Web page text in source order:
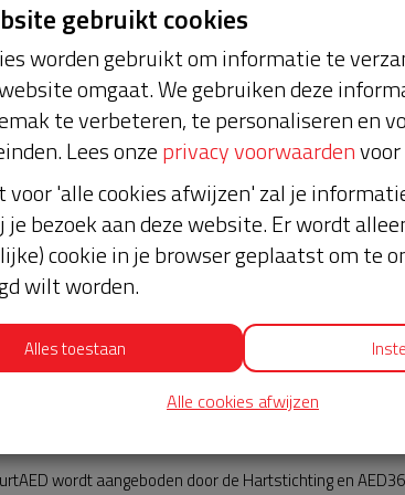
Nieuws
wordt aangeboden door de Hartstichting en
gebruikt cookies
worden gebruikt om informatie te
omgaat. We gebruiken deze
te verbeteren, te personaliseren en
Lees onzeprivacy voorwaarden
voor 'alle cookies afwijzen' zal je
je bezoek aan deze website. Er wordt
cookie in je browser geplaatst om te
wilt worden.
Alles toestaan
Alle cookies afwijzen